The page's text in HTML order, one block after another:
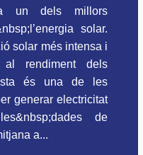
un dels millors
solar.
solar més intensa i
al rendiment dels
és una de les
generar electricitat
de
a...